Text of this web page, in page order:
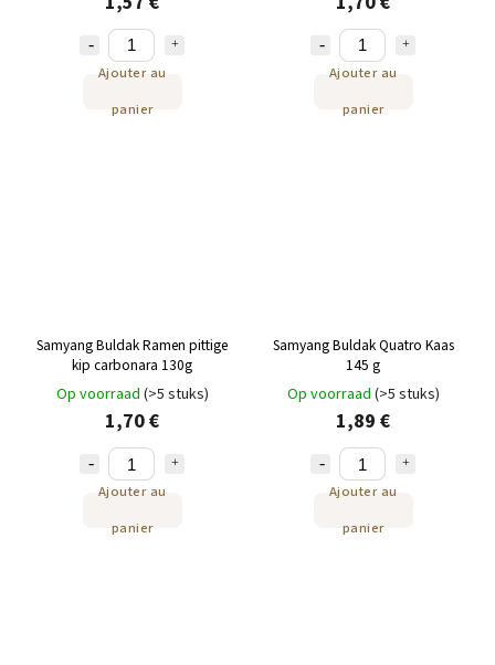
Ajouter au
panier
Ajouter au
panier
Samyang Buldak Ramen pittige
kip carbonara 130g
Op voorraad (>5 stuks)
1,70 €
Ajouter au
panier
Samyang Buldak Quatro Kaas
145 g
Op voorraad (>5 stuks)
1,89 €
Ajouter au
panier